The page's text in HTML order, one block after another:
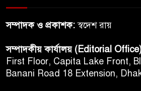
সম্পাদক ও প্রকাশক:স্বদেশ রায়
সম্পাদকীয় কার্যালয় (Editorial
First Floor, Capita Lake Front,
Banani Road 18 Extension,